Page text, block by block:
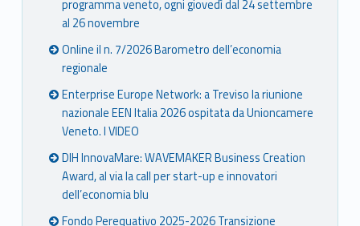
programma veneto, ogni giovedì dal 24 settembre
al 26 novembre
Online il n. 7/2026 Barometro dell’economia
regionale
Enterprise Europe Network: a Treviso la riunione
nazionale EEN Italia 2026 ospitata da Unioncamere
Veneto. I VIDEO
DIH InnovaMare: WAVEMAKER Business Creation
Award, al via la call per start-up e innovatori
dell’economia blu
Fondo Perequativo 2025-2026 Transizione